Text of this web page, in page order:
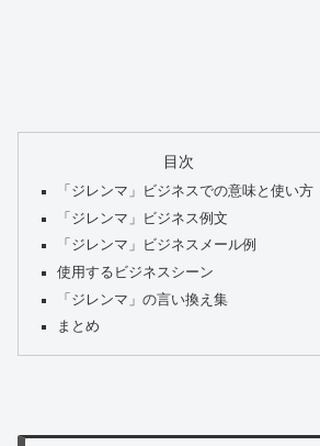
目次
「ジレンマ」ビジネスでの意味と使い方
「ジレンマ」ビジネス例文
「ジレンマ」ビジネスメール例
使用するビジネスシーン
「ジレンマ」の言い換え集
まとめ